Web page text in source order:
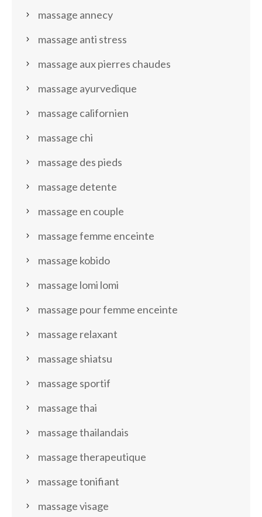
massage annecy
massage anti stress
massage aux pierres chaudes
massage ayurvedique
massage californien
massage chi
massage des pieds
massage detente
massage en couple
massage femme enceinte
massage kobido
massage lomi lomi
massage pour femme enceinte
massage relaxant
massage shiatsu
massage sportif
massage thai
massage thailandais
massage therapeutique
massage tonifiant
massage visage